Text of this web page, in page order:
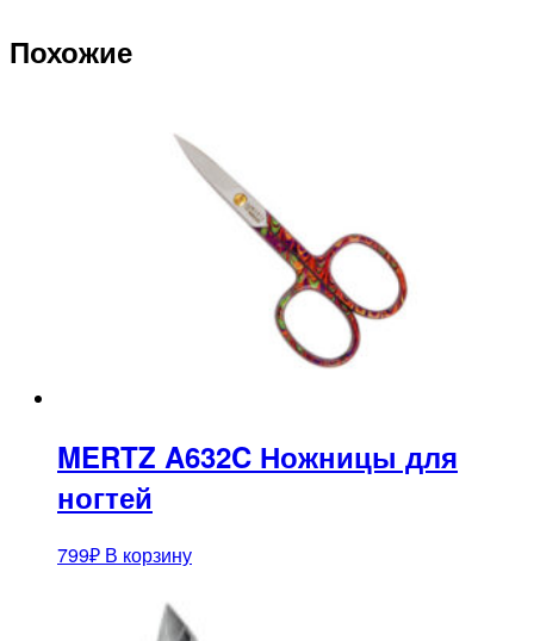
Похожие
MERTZ A632C Ножницы для
ногтей
799₽ В корзину